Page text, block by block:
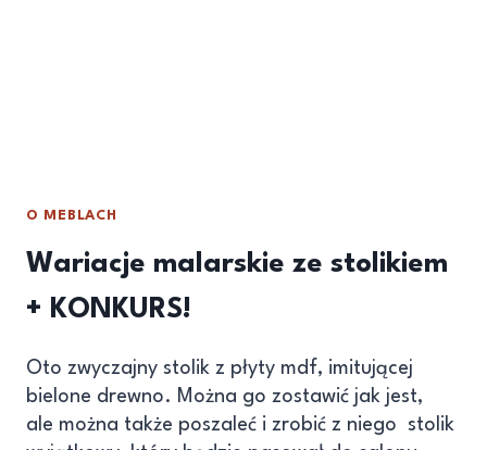
O MEBLACH
Wariacje malarskie ze stolikiem
+ KONKURS!
Oto zwyczajny stolik z płyty mdf, imitującej
bielone drewno. Można go zostawić jak jest,
ale można także poszaleć i zrobić z niego stolik